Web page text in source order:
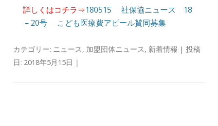
詳しくはコチラ⇒180515 社保協ニュース 18
－20号 こども医療費アピール賛同募集
カテゴリー: ニュース, 加盟団体ニュース, 新着情報 | 投稿
日: 2018年5月15日 |